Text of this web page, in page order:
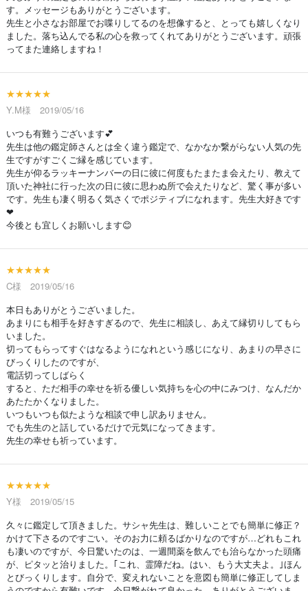
す。メッセージもありがとうございます。
先生と小さなお部屋でお喋りしてるのを想像すると、とっても嬉しくなり
ました。落ち込んでる私の心を救ってくれてありがとうございます。頑張
ってまた連絡しますね！
★★★★★
Y.M様 2019/05/16
いつも有難うございます💕
先生は他の鑑定師さんとは全く違う鑑定で、なかなか繋がらない人気の先
生ですがすごくご縁を感じています。
先生が仰るラッキーナンバーの日に彼に何度もたまたま会えたり、教えて
頂いた神社に行った次の日に彼に思わぬ所で会えたりなど、驚く事が多い
です。先生も凄く明るく気さくでポジティブになれます。先生大好きです
❤
今後とも宜しくお願いします😊
★★★★★
C様 2019/05/16
本日もありがとうございました。
あまりにも相手を好きすぎるので、先生に相談し、あえて縁切りしてもら
いました。
切ってもらってすぐはなるようになれという感じになり、あまりの早さに
びっくりしたのですが、
電話切ってしばらく
すると、ただ相手の幸せを祈る優しい気持ちを心の中にみつけ、なんだか
あたたかくなりました。
いつもいつも似たような相談で申し訳ありません。
でも先生のと話しているだけで元気になってきます。
先生の幸せも祈っています。
★★★★★
Y様 2019/05/15
久々に鑑定して頂きました。サシャ先生は、難しいことでも簡単に修正？
かけて下さるのですごい。そのお力に頼るばかりなのですが…どれもこれ
も凄いのですが、今日驚いたのは、一週間薬を飲んでも治らなかった頭痛
が、ピタッと治りました。｢これ、霊障だね。はい、もう大丈夫よ。｣ほん
とびっくりします。自分で、変えれないことを意図も簡単に修正してしま